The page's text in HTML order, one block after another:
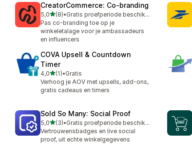
CreatorCommerce: Co‑branding
5,0van 5 sterren
(8)
8 recensies in totaal
•
Gratis proefperiode beschikbaar
Pas co-branding toe op je
winkeletalage voor je ambassadeurs
en influencers
COVA Upsell & Countdown
Timer
4,0van 5 sterren
(1)
1 recensies in totaal
•Gratis
Verhoog je AOV met upsells, add-ons,
gratis cadeaus en timers
Sold So Many: Social Proof
5,0van 5 sterren
(3)
3 recensies in totaal
•
Gratis proefperiode beschikbaar
Vertrouwensbadges en live social
proof, uit echte winkelgegevens